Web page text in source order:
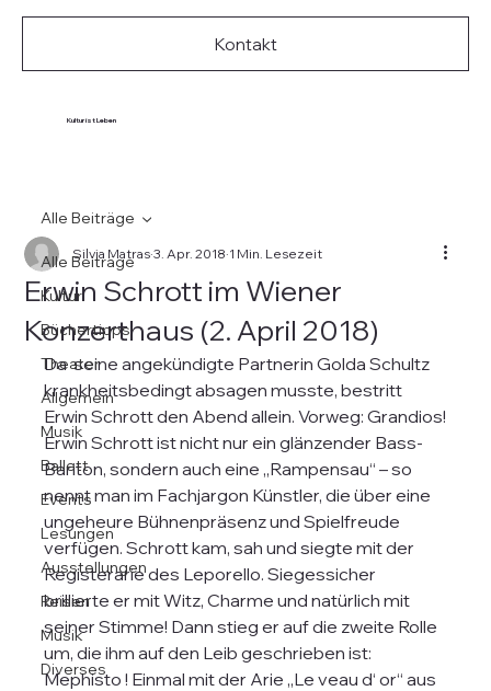
Kultur ist Leben
Kontakt
Alle Beiträge
Kultur
Büchertipps
Theater
Allgemein
Musik
Ballett
Events
Lesungen
Ausstellungen
Reisen
Musik
Diverses
Alle Beiträge
Erwin Schrott im Wiener
Konzerthaus (2. April 2018)
Silvia Matras 3. Apr. 2018 1 Min. Lesezeit
Da  seine angekündigte Partnerin Golda Schultz
krankheitsbedingt absagen musste, bestritt
Erwin Schrott den Abend allein. Vorweg: Grandios!
Erwin Schrott ist nicht nur ein glänzender Bass-
Bariton, sondern auch eine „Rampensau“ – so
nennt man im Fachjargon Künstler, die über eine
ungeheure Bühnenpräsenz und Spielfreude
verfügen. Schrott kam, sah und siegte mit der
Registerarie des Leporello. Siegessicher
brillierte er mit Witz, Charme und natürlich mit
seiner Stimme! Dann stieg er auf die zweite Rolle
um, die ihm auf den Leib geschrieben ist:
Mephisto ! Einmal mit der Arie „Le veau d‘ or“ aus